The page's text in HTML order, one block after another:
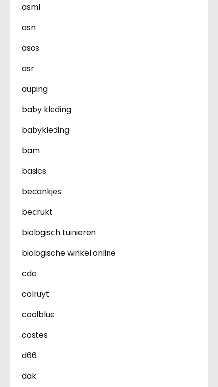
asml
asn
asos
asr
auping
baby kleding
babykleding
bam
basics
bedankjes
bedrukt
biologisch tuinieren
biologische winkel online
cda
colruyt
coolblue
costes
d66
dak